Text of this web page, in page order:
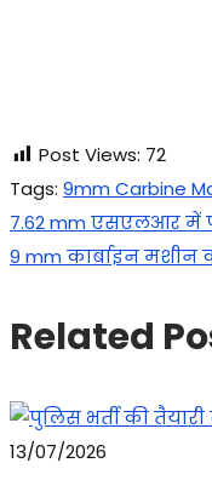
Post Views: 72
Tags: 9mm Carbine
Post
Previous
post:
7.62 mm एसएलआर में
Next
9 mm कार्बाइन
Related
13/07/2026